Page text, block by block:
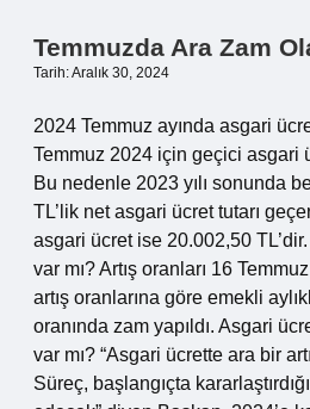
Temmuzda Ara Zam
Tarih: Aralık 30, 2024
2024 Temmuz ayında asgari
Temmuz 2024 için geçici asgari
Bu nedenle 2023 yılı sonunda
TL’lik net asgari ücret tutarı
asgari ücret ise 20.002,50
var mı? Artış oranları 16
artış oranlarına göre emekli
oranında zam yapıldı. Asgari
var mı? “Asgari ücrette ara bir
Süreç, başlangıçta